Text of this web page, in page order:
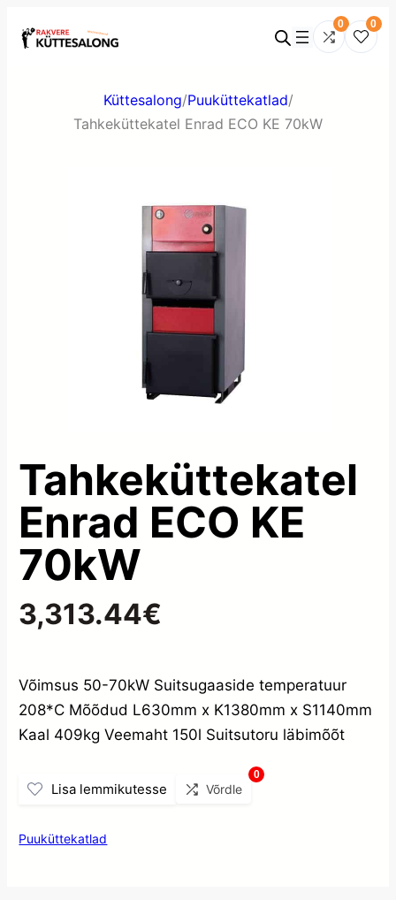
0 0
Küttesalong/Puuküttekatlad/
Tahkeküttekatel Enrad ECO KE 70kW
Tahkeküttekatel
Enrad ECO KE
70kW
3,313.44€
Võimsus 50-70kW Suitsugaaside temperatuur
208*C Mõõdud L630mm x K1380mm x S1140mm
Kaal 409kg Veemaht 150l Suitsutoru läbimõõt
Lisa lemmikutesse Võrdle
0
Puuküttekatlad